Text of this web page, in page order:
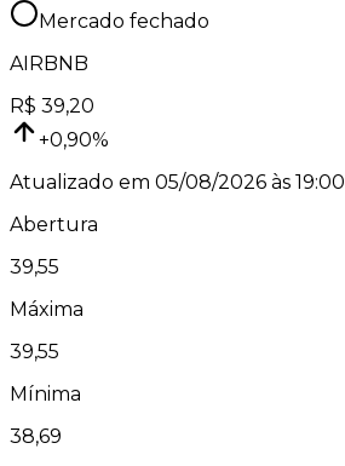
Mercado fechado
AIRBNB
R$ 39,20
+0,90%
Atualizado em 05/08/2026 às 19:00
Abertura
39,55
Máxima
39,55
Mínima
38,69